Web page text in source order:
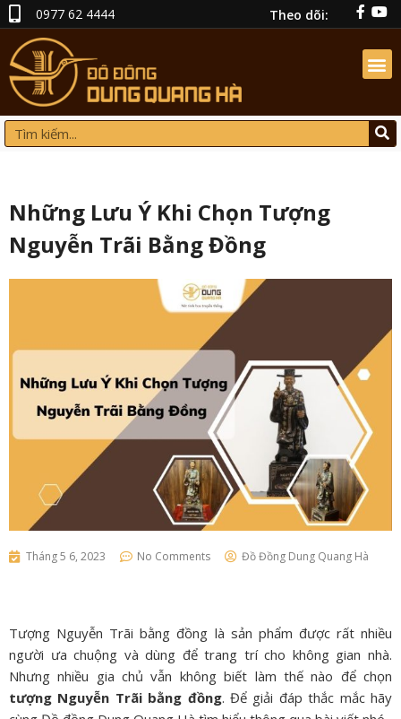
0977 62 4444 Theo dõi:
Những Lưu Ý Khi Chọn Tượng
Nguyễn Trãi Bằng Đồng
Tháng 5 6, 2023 No Comments Đồ Đồng Dung Quang Hà
Tượng Nguyễn Trãi bằng đồng là sản phẩm được rất nhiều
người ưa chuộng và dùng để trang trí cho không gian nhà.
Nhưng nhiều gia chủ vẫn không biết làm thế nào để chọn
tượng Nguyễn Trãi bằng đồng. Để giải đáp thắc mắc hãy